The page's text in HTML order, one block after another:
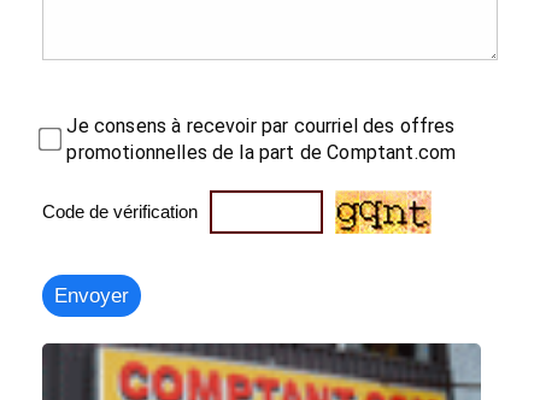
Je consens à recevoir par courriel des offres
promotionnelles de la part de Comptant.com
Code de vérification